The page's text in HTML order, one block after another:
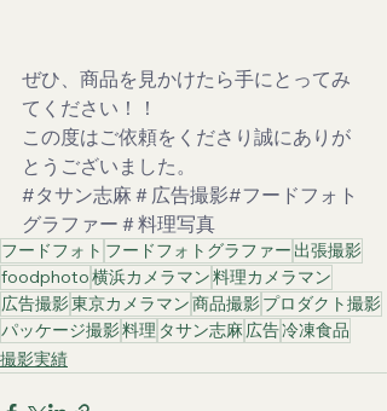
ぜひ、商品を見かけたら手にとってみ
てください！！
この度はご依頼をくださり誠にありが
とうございました。
#タサン志麻 ＃広告撮影#フードフォト
グラファー＃料理写真
フードフォト フードフォトグラファー 出張撮影
foodphoto横浜カメラマン料理カメラマン
広告撮影東京カメラマン商品撮影プロダクト撮影
パッケージ撮影料理 タサン志麻 広告冷凍食品
撮影実績